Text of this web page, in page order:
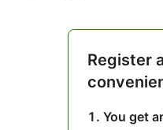
Register
You get